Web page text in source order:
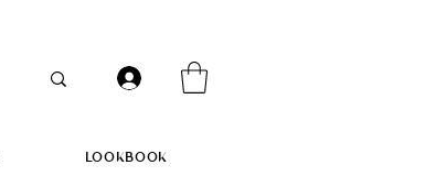
LOOKBOOK